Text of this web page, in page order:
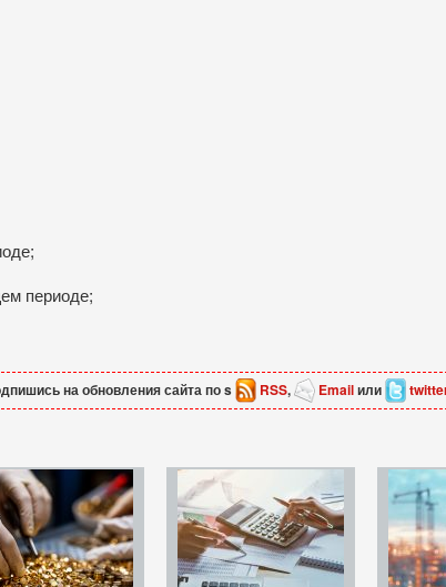
периоде;
на обновления сайта по s RSS, Emailили